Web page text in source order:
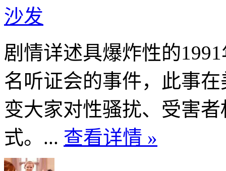
沙发
剧情详述具爆炸性的
名听证会的事件，此事
变大家对性骚扰、受害
式。... 查看详情 »